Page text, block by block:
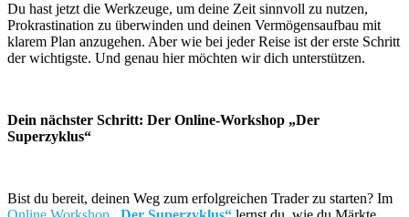
Du hast jetzt die Werkzeuge, um deine Zeit sinnvoll zu nutzen,
Prokrastination zu überwinden und deinen Vermögensaufbau mit
klarem Plan anzugehen. Aber wie bei jeder Reise ist der erste Schritt
der wichtigste. Und genau hier möchten wir dich unterstützen.
Dein nächster Schritt: Der Online-Workshop „Der
Superzyklus“
Bist du bereit, deinen Weg zum erfolgreichen Trader zu starten? Im